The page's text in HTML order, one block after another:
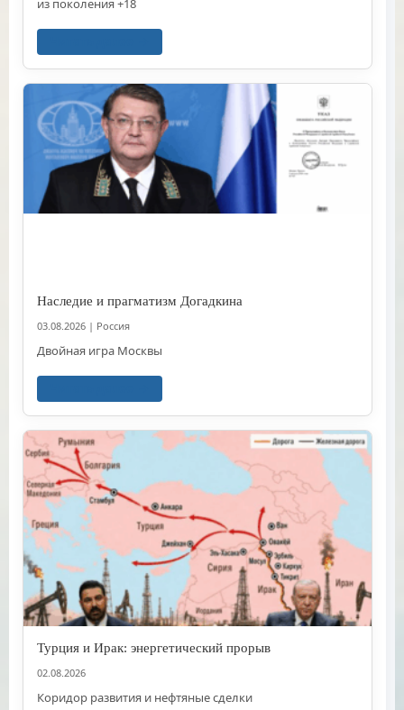
из поколения +18
Наследие и прагматизм Догадкина
03.08.2026 | Россия
Двойная игра Москвы
Турция и Ирак: энергетический прорыв
02.08.2026
Коридор развития и нефтяные сделки